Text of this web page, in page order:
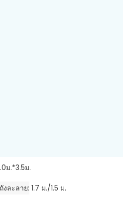
ม.*3.5ม.
งละลาย 1.7 ม./1.5 ม.